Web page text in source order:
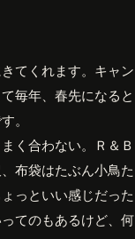
てくれます。キャン
毎年、春先になると
。
く合わない。Ｒ＆Ｂ
布袋はたぶん小鳥た
っといい感じだった
てのもあるけど、何